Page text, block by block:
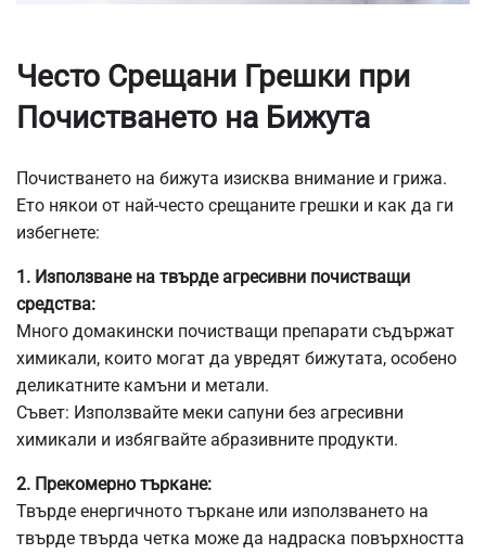
Често Срещани Грешки при
Почистването на Бижута
Почистването на бижута изисква внимание и грижа.
Ето някои от най-често срещаните грешки и как да ги
избегнете:
1. Използване на твърде агресивни почистващи
средства:
Много домакински почистващи препарати съдържат
химикали, които могат да увредят бижутата, особено
деликатните камъни и метали.
Съвет: Използвайте меки сапуни без агресивни
химикали и избягвайте абразивните продукти.
2. Прекомерно търкане:
Твърде енергичното търкане или използването на
твърде твърда четка може да надраска повърхността